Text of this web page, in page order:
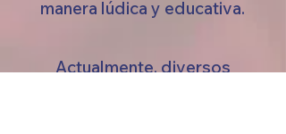
manera lúdica y educativa.
Actualmente, diversos